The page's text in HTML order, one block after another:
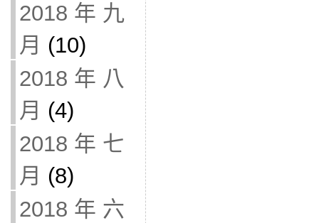
2018 年 九
月 (10)
2018 年 八
月 (4)
2018 年 七
月 (8)
2018 年 六